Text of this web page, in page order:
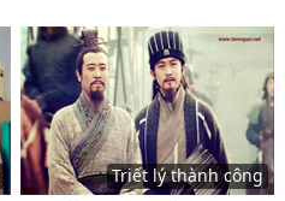
Triết lý thành công